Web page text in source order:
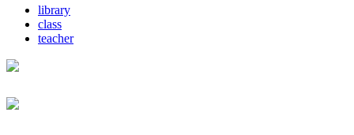
library
class
teacher